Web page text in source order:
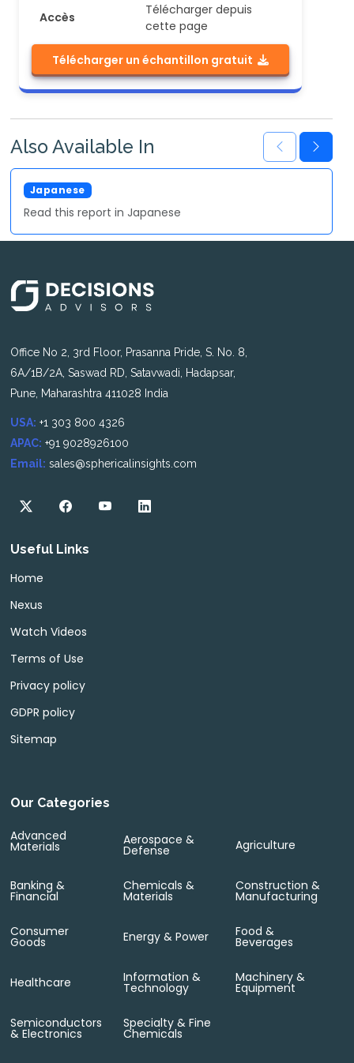
Accès
Télécharger depuis
cette page
Télécharger un échantillon gratuit
Also Available In
Japanese
Read this report in Japanese
Office No 2, 3rd Floor, Prasanna Pride, S. No. 8,
6A/1B/2A, Saswad RD, Satavwadi, Hadapsar,
Pune, Maharashtra 411028 India
USA: +1 303 800 4326
APAC: +91 9028926100
Email: sales@sphericalinsights.com
Useful Links
Home
Nexus
Watch Videos
Terms of Use
Privacy policy
GDPR policy
Sitemap
Our Categories
Advanced
Materials Aerospace &
Defense Agriculture
Banking &
Financial
Chemicals &
Materials
Construction &
Manufacturing
Consumer
Goods Energy & Power Food &
Beverages
Healthcare Information &
Technology
Machinery &
Equipment
Semiconductors
& Electronics
Specialty & Fine
Chemicals